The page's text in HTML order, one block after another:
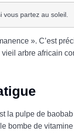
vous partez au soleil.
». C’est
arbre africain
la pulpe de
bombe de